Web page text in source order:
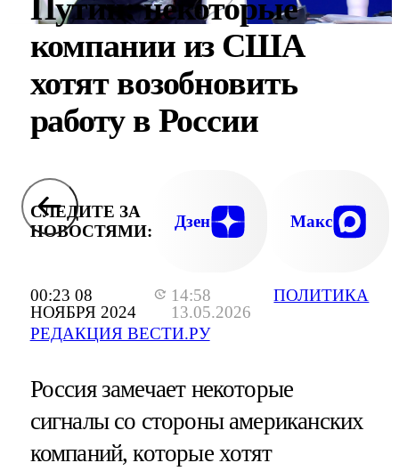
00:23 08
НОЯБРЯ 2024
14:58
13.05.2026
РЕДАКЦИЯ ВЕСТИ.РУ
ПОЛИТИКА
Путин: некоторые
компании из США
хотят возобновить
работу в России
СЛЕДИТЕ ЗА
НОВОСТЯМИ:
Дзен Макс
Россия замечает некоторые
сигналы со стороны американских
компаний, которые хотят